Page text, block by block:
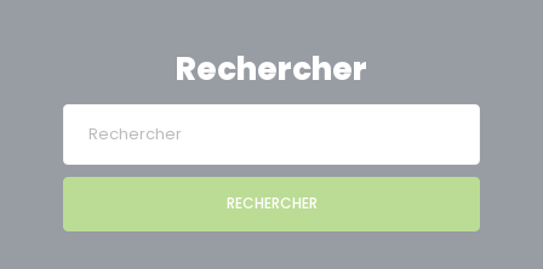
Rechercher
RECHERCHER